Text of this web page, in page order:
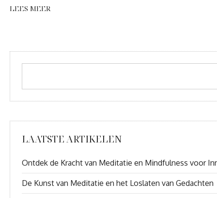
LEES MEER
LAATSTE ARTIKELEN
Ontdek de Kracht van Meditatie en Mindfulness voor
De Kunst van Meditatie en het Loslaten van Gedachten